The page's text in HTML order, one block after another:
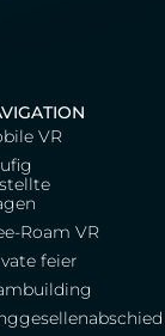
VR
Roam VR
feier